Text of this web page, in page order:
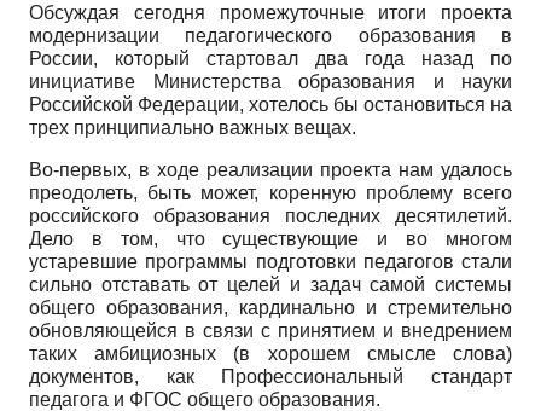
Обсуждая сегодня промежуточные итоги проекта
модернизации педагогического образова­ния в
России, который стартовал два года назад по
инициативе Министерства образования и науки
Российской Федерации, хотелось бы остановиться на
трех принципиально важных вещах.
Во-первых, в ходе реализации проекта нам удалось
преодолеть, быть может, коренную проблему всего
российского образования последних десятилетий.
Дело в том, что существую­щие и во многом
устаревшие программы подготовки педагогов стали
сильно отставать от це­лей и задач самой системы
общего образования, кардинально и стремительно
обновляющей­ся в связи с принятием и внедрением
таких амбициозных (в хорошем смысле слова)
докумен­тов, как Профессиональный стандарт
педагога и ФГОС общего образования.